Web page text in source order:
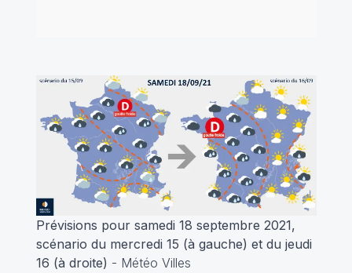
Prévisions pour samedi 18 septembre 2021,
scénario du mercredi 15 (à gauche) et du jeudi
16 (à droite) - Météo Villes